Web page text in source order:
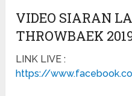
VIDEO SIARAN
THROWBAEK
LINK LIVE :
https://